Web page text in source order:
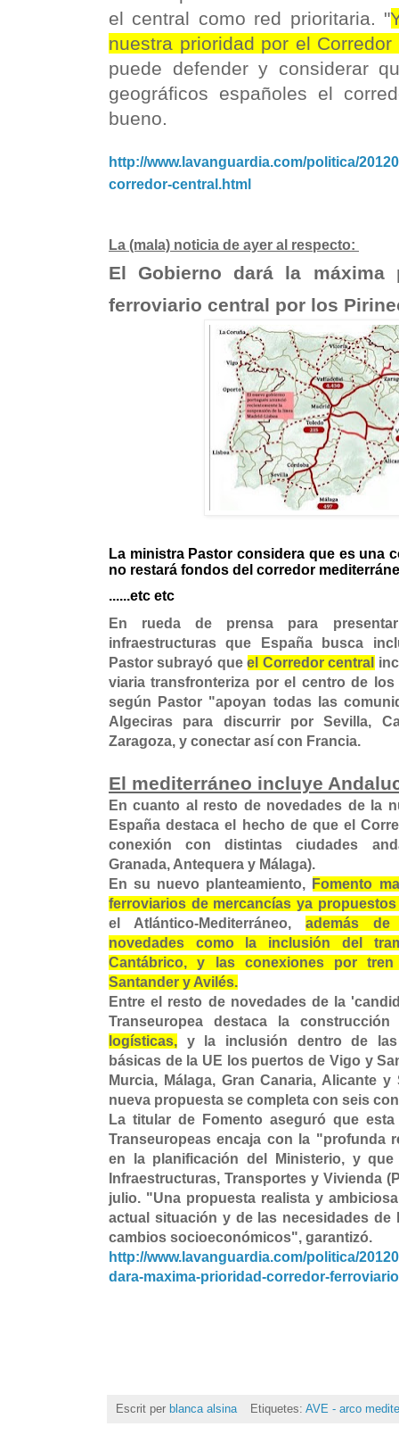
el central como red prioritaria. "
nuestra prioridad por el Corredor
puede defender y considerar
geográficos españoles el
bueno.
http://www.lavanguardia.com/politica/
corredor-central.html
La (mala) noticia de ayer al respecto:
El Gobierno dará la máxima
ferroviario central por los
La ministra Pastor considera que es una
no restará fondos del corredor
......etc etc
En rueda de prensa para
infraestructuras que España busca
Pastor subrayó queel Corredor central
viaria transfronteriza por el centro de
según Pastor "apoyan todas las
Algeciras para discurrir por Sevilla,
Zaragoza, y conectar así con Francia.
El mediterráneo incluye
En cuanto al resto de novedades de la
España destaca el hecho de que el
conexión con distintas ciudades
Granada, Antequera y Málaga).
En su nuevo planteamiento, Fomento
ferroviarios de mercancías ya
el Atlántico-Mediterráneo, además
novedades como la inclusión del
Cantábrico, y las conexiones por
Santander y Avilés.
Entre el resto de novedades de la
Transeuropea destaca la
logísticas, y la inclusión dentro de las
básicas de la UE los puertos de Vigo y
Murcia, Málaga, Gran Canaria, Alicante
nueva propuesta se completa con seis
La titular de Fomento aseguró que
Transeuropeas encaja con la "profunda
en la planificación del Ministerio, y
Infraestructuras, Transportes y Vivienda
julio. "Una propuesta realista y
actual situación y de las necesidades
cambios socioeconómicos", garantizó.
http://www.lavanguardia.com/politica/
dara-maxima-prioridad-corredor-
Escrit per blanca alsina Etiquetes: AVE - arco